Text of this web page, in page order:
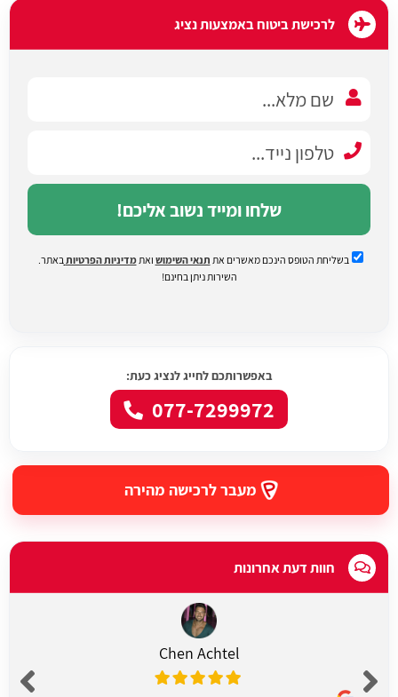
לרכישת ביטוח באמצעות נציג
שלחו ומייד נשוב אליכם!
בשליחת הטופס הינכם מאשרים את תנאי השימוש ואתמדיניות הפרטיותבאתר.
השירות ניתן בחינם!
באפשרותכם לחייג לנציג כעת:
077-7299972
מעבר לרכישה מהירה
חוות דעת אחרונות
Chen Achtel